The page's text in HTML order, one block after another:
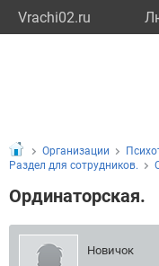
Vrachi02.ru
Организации
Раздел для сотрудников.
Ординаторская.
Новичок